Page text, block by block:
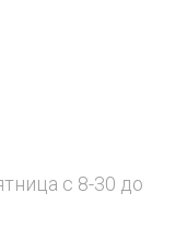
с 8-30 до